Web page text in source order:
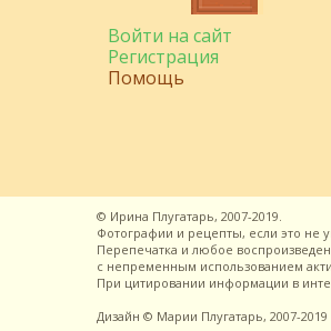
Войти на сайт
Регистрация
Помощь
© Ирина Плугатарь, 2007-2019.
Фотографии и рецепты, если это не
Перепечатка и любое
с непременным использованием
При цитировании информации в
Дизайн © Марии Плугатарь, 2007-2019